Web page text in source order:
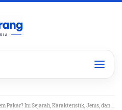
Ini Sejarah, Karakteristik, Jenis, dan Cara Kerja